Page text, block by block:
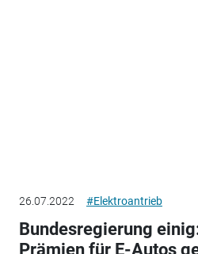
26.07.2022 #Elektroantrieb
Bundesregierung
Prämien für E-Autos